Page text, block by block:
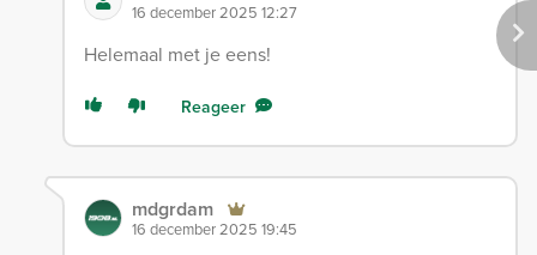
16 december 2025 12:27
Helemaal met je eens!
Reageer
mdgrdam
16 december 2025 19:45